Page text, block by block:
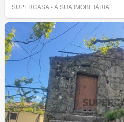
SUPERCASA - A SUA IMOBILIÁRIA